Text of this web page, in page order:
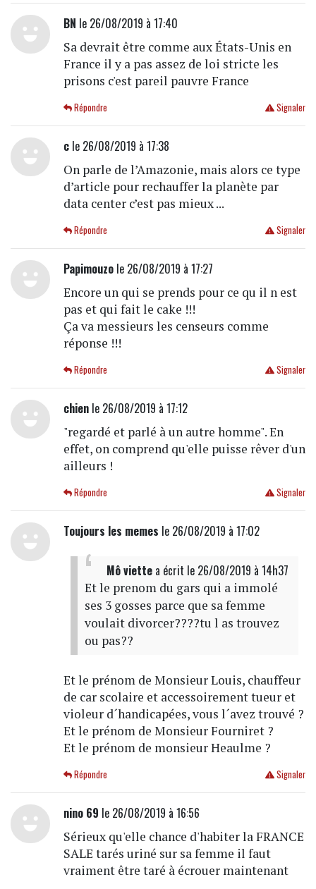
BN le 26/08/2019 à 17:40
Sa devrait être comme aux États-Unis en
France il y a pas assez de loi stricte les
prisons c'est pareil pauvre France
Signaler
Répondre
cle 26/08/2019 à 17:38
On parle de l’Amazonie, mais alors ce type
d’article pour rechauffer la planète par
data center c’est pas mieux ...
Signaler
Répondre
Papimouzole 26/08/2019 à 17:27
Encore un qui se prends pour ce qu il n est
pas et qui fait le cake !!!
Ça va messieurs les censeurs comme
réponse !!!
Signaler
Répondre
chienle 26/08/2019 à 17:12
"regardé et parlé à un autre homme". En
effet, on comprend qu'elle puisse rêver d'un
ailleurs !
Signaler
Répondre
Toujours les memes le 26/08/2019 à 17:02
Mô viettea écrit le 26/08/2019 à 14h37
Et le prenom du gars qui a immolé
ses 3 gosses parce que sa femme
voulait divorcer????tu l as trouvez
ou pas??
Et le prénom de Monsieur Louis, chauffeur
de car scolaire et accessoirement tueur et
violeur d´handicapées, vous l´avez trouvé ?
Et le prénom de Monsieur Fourniret ?
Et le prénom de monsieur Heaulme ?
Signaler
Répondre
nino 69 le 26/08/2019 à 16:56
Sérieux qu'elle chance d'habiter la FRANCE
SALE tarés uriné sur sa femme il faut
vraiment être taré à écrouer maintenant